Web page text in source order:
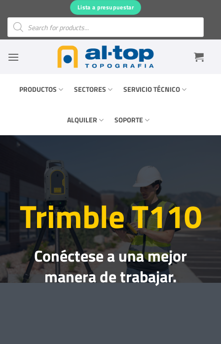
contenido
Lista a presupuestar
Búsqueda
productos
PRODUCTOS SECTORES SERVICIO TÉCNICO
ALQUILER SOPORTE
Trimble T110
Conéctese a una mejor
manera de trabajar.